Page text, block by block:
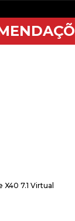
7.1 Virtual